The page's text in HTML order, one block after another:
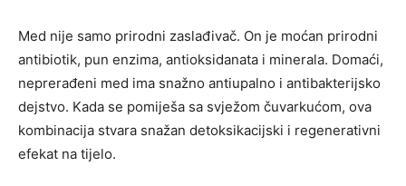
Med nije samo prirodni zaslađivač. On je moćan prirodni
antibiotik, pun enzima, antioksidanata i minerala. Domaći,
neprerađeni med ima snažno antiupalno i antibakterijsko
dejstvo. Kada se pomiješa sa svježom čuvarkućom, ova
kombinacija stvara snažan detoksikacijski i regenerativni
efekat na tijelo.